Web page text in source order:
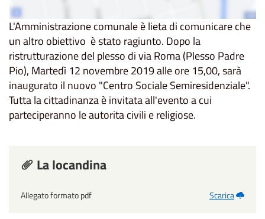
L'Amministrazione comunale è lieta di comunicare che
un altro obiettivo è stato ragiunto. Dopo la
ristrutturazione del plesso di via Roma (Plesso Padre
Pio), Martedì 12 novembre 2019 alle ore 15,00, sarà
inaugurato il nuovo "Centro Sociale Semiresidenziale".
Tutta la cittadinanza è invitata all'evento a cui
parteciperanno le autorita civili e religiose.
La locandina
Allegato formato pdf Scarica